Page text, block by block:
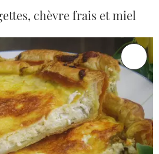
chèvre frais et miel